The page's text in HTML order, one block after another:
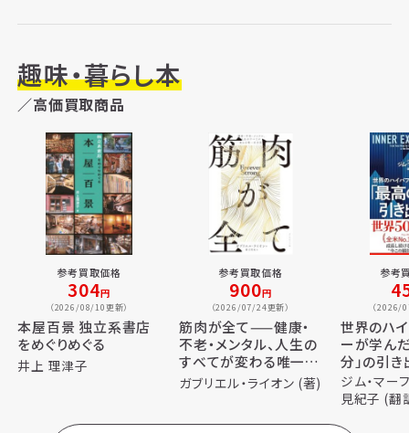
趣味・暮らし本
／高価買取商品
参考買取価格
304円
（2026/08/10更新）
本屋百景 独立系書店
をめぐりめぐる
井上 理津子
参考買取価格
900円
（2026/07/24更新）
筋肉が全て——健康・
不老・メンタル、人生の
すべてが変わる唯一の
方法
ガブリエル・ライオン (著)
参考
（2026/
世界のハ
ーが学ん
分」の引
ジム・マー
見紀子 (翻